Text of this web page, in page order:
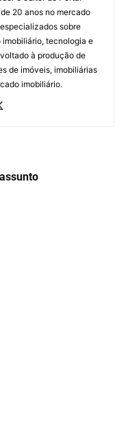
20 anos no mercado
sobre
tecnologia e
à produção de
de imóveis, imobiliárias
imobiliário.